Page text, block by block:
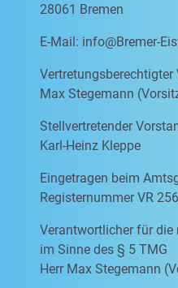
28061 Bremen
E-Mail: info@Bremer-
Vertretungsberechtigter
Max Stegemann
Stellvertretender
Karl-Heinz Kleppe
Eingetragen beim
Registernummer VR
Verantwortlicher für die
im Sinne des § 5 TMG
Herr Max Stegemann